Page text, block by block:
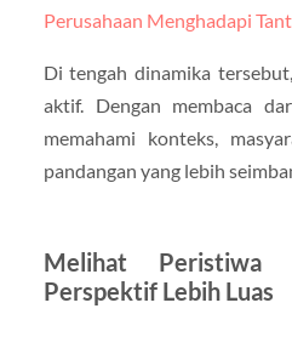
Perusahaan Menghadapi
Di tengah dinamika
aktif. Dengan membaca
memahami konteks,
pandangan yang lebih
Melihat Peristiwa
Perspektif Lebih Luas